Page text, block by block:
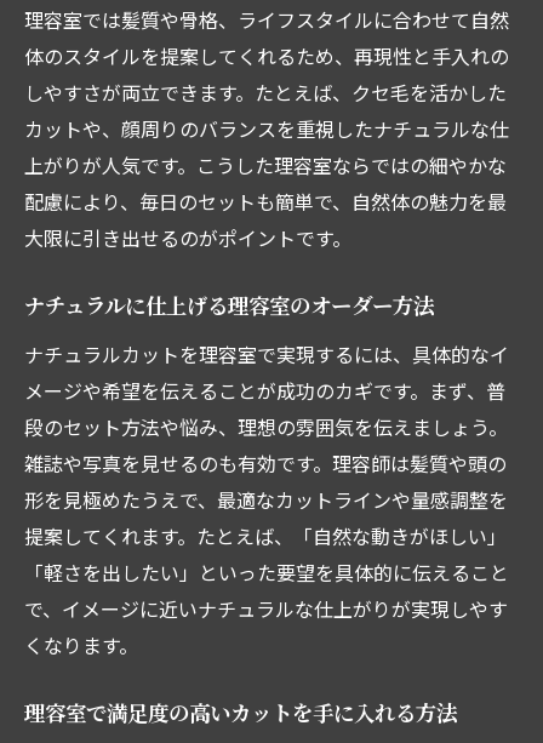
理容室では髪質や骨格、ライフスタイルに合わせて自然
体のスタイルを提案してくれるため、再現性と手入れの
しやすさが両立できます。たとえば、クセ毛を活かした
カットや、顔周りのバランスを重視したナチュラルな仕
上がりが人気です。こうした理容室ならではの細やかな
配慮により、毎日のセットも簡単で、自然体の魅力を最
大限に引き出せるのがポイントです。
ナチュラルに仕上げる理容室のオーダー方法
ナチュラルカットを理容室で実現するには、具体的なイ
メージや希望を伝えることが成功のカギです。まず、普
段のセット方法や悩み、理想の雰囲気を伝えましょう。
雑誌や写真を見せるのも有効です。理容師は髪質や頭の
形を見極めたうえで、最適なカットラインや量感調整を
提案してくれます。たとえば、「自然な動きがほしい」
「軽さを出したい」といった要望を具体的に伝えること
で、イメージに近いナチュラルな仕上がりが実現しやす
くなります。
理容室で満足度の高いカットを手に入れる方法